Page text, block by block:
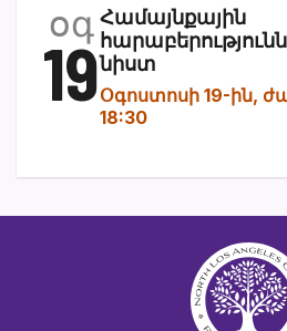
օգ
19
Համայնքային
նիստ
Օգոստոսի 19-ին,
18:30